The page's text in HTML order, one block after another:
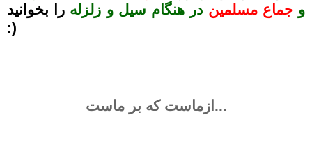
وجماع مسلمین در هنگام سیل و زلزله را بخوانید
:)
ازماست که بر ماست...